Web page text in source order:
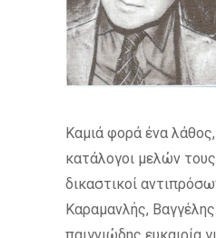
Καμιά φορά ένα
κατάλογοι μελών
δικαστικοί
Καραμανλής,